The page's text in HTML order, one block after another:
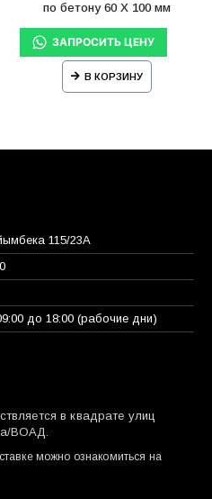
по бетону 60 X 100 мм
В КОРЗИНУ
115/23A
до 18:00 (рабочие дни)
в квадрате улиц
ВОАД.
можно ознакомиться на